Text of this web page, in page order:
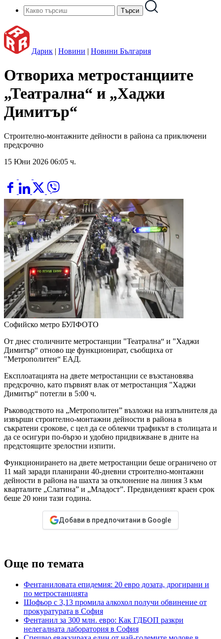
Дарик | Новини | Новини България
Отвориха метростанциите
„Театрална“ и „Хаджи
Димитър“
Строително-монтажните дейности в района са приключени
предсрочно
15 Юни 2026 06:05 ч.
Софийско метро БУЛФОТО
От днес столичните метростанции "Театрална“ и "Хаджи
Димитър“ отново ще функционират, съобщиха от
"Метрополитен“ ЕАД.
Експлоатацията на двете метростанции се възстановява
предсрочно, като първият влак от метростанция "Хаджи
Димитър“ потегли в 5:00 ч.
Ръководството на „Метрополитен” възложи на изпълнителя да
извърши строително-монтажни дейности в района в
съкратени срокове, с цел да се облекчи трафикът в столицата и
да се осигури по-бързо и удобно придвижване в дните на
предстоящите зрелостни изпити.
Функционирането на двете метростанции беше ограничено от
11 май заради планирани 40-дневни строително-монтажни
дейности в района на шахта за отклонение на линия 3 към
кварталите „Слатина” и „Младост”. Предвиденият краен срок
беше 20 юни тази година.
Добави в предпочитани в Google
Още по темата
Фентаниловата епидемия: 20 евро дозата, дрогирани и
по метростанцията
Шофьор с 3,13 промила алкохол получи обвинение от
прокуратурата в София
Фентанил за 300 млн. евро: Как ГДБОП разкри
нелегалната лаборатория в София